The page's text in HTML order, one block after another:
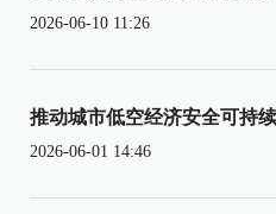
2026-06-10 11:26
推动城市低空经济安全可持
2026-06-01 14:46